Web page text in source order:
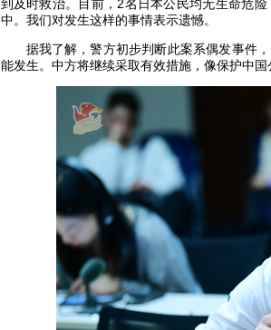
到及时救治。目前，2名日本公民均无生命危
中。我们对发生这样的事情表示遗憾。
据我了解，警方初步判断此案系偶发事件
能发生。中方将继续采取有效措施，像保护中国